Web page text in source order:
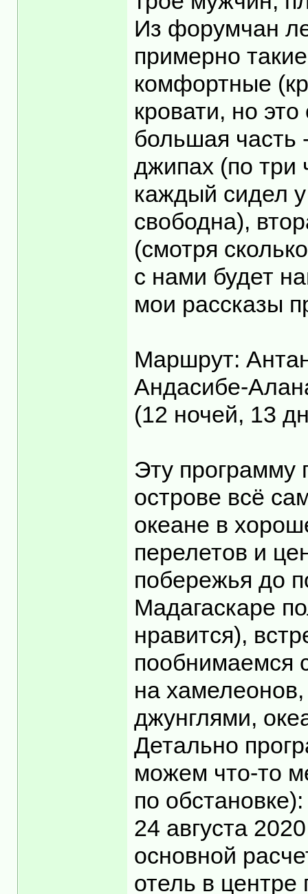
Из форумчан
примерно
комфортные
кровати, но
большая часть
джипах (по три
каждый сидел
свободна),
(смотря
с нами будет
мои рассказы
Маршрут:
Андасибе-
(12 ночей, 13
Эту программу
острове всё
океане в
перелетов и
побережья до
Мадагаскаре
нравится),
пообнимаемся
на
джунглями,
Детально
можем что-то
по обстановке):
24 августа
основной
отель в центре